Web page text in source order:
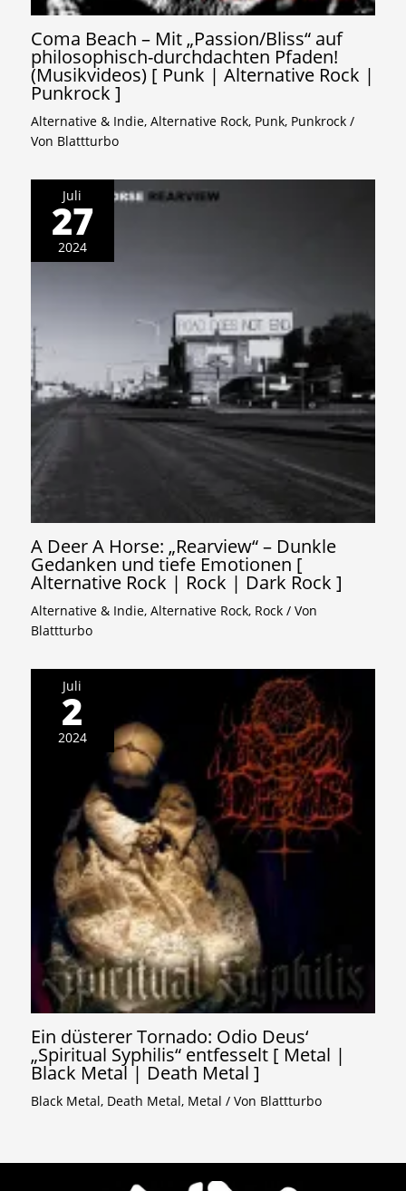
Coma Beach – Mit „Passion/Bliss“ auf
philosophisch-durchdachten Pfaden!
(Musikvideos) [ Punk | Alternative Rock |
Punkrock ]
Alternative & Indie,Alternative Rock, Punk, Punkrock /
Von Blattturbo
Juli
27
2024
A Deer A Horse: „Rearview“ – Dunkle
Gedanken und tiefe Emotionen [
Alternative Rock | Rock | Dark Rock ]
Alternative & Indie,Alternative Rock, Rock / Von
Blattturbo
Juli
2
2024
Ein düsterer Tornado: Odio Deus‘
„Spiritual Syphilis“ entfesselt [ Metal |
Black Metal | Death Metal ]
Black Metal, Death Metal, Metal / Von Blattturbo